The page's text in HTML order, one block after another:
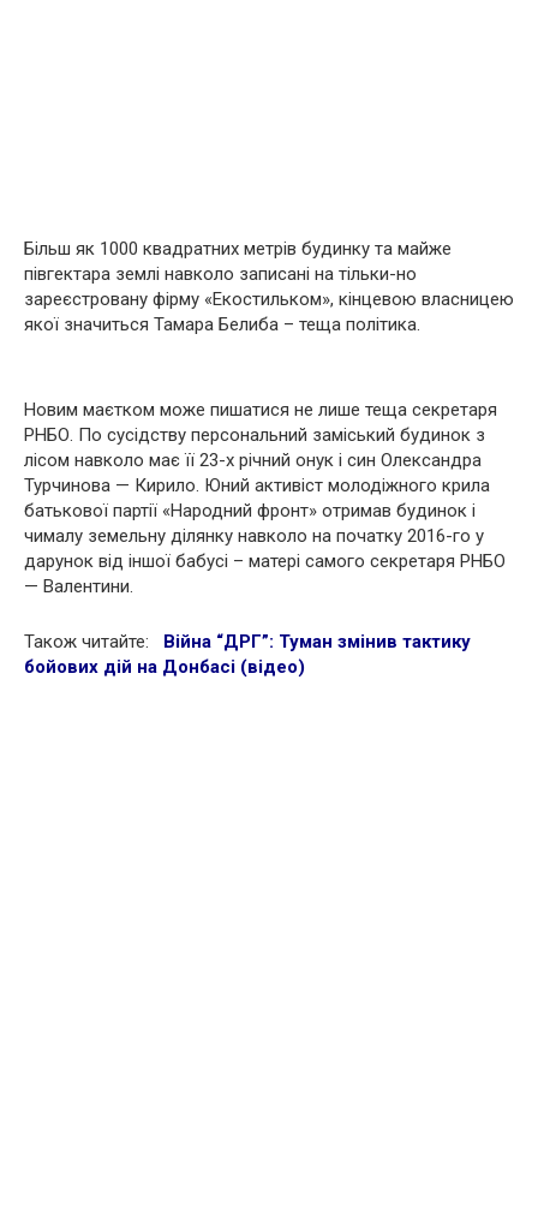
Більш як 1000 квадратних метрів будинку та майже
півгектара землі навколо записані на тільки-но
зареєстровану фірму «Екостильком», кінцевою власницею
якої значиться Тамара Белиба – теща політика.
Новим маєтком може пишатися не лише теща секретаря
РНБО. По сусідству персональний заміський будинок з
лісом навколо має її 23-х річний онук і син Олександра
Турчинова — Кирило. Юний активіст молодіжного крила
батькової партії «Народний фронт» отримав будинок і
чималу земельну ділянку навколо на початку 2016-го у
дарунок від іншої бабусі – матері самого секретаря РНБО
— Валентини.
Також читайте: Війна “ДРГ”: Туман змінив тактику
бойових дій на Донбасі (відео)